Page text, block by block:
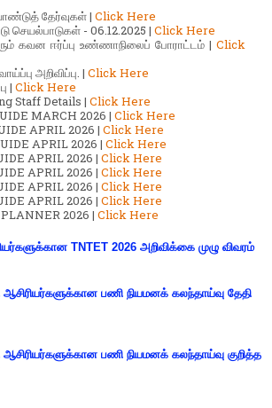
தேர்வுகள் | Click Here
செயல்பாடுகள் - 06.12.2025 | Click Here
கவன ஈர்ப்பு உண்ணாநிலைப் போராட்டம் | Click
அறிவிப்பு. | Click Here
| Click Here
Staff Details | Click Here
MARCH 2026 | Click Here
APRIL 2026 | Click Here
APRIL 2026 | Click Here
APRIL 2026 | Click Here
APRIL 2026 | Click Here
APRIL 2026 | Click Here
APRIL 2026 | Click Here
2026 | Click Here
TNTET 2026 அறிவிக்கை முழு விவரம்
ஆசிரியர்களுக்கான பணி நியமனக் கலந்தாய்வு தேதி
ஆசிரியர்களுக்கான பணி நியமனக் கலந்தாய்வு குறித்த